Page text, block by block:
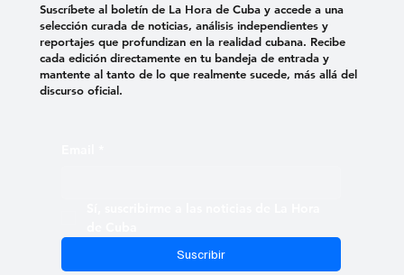
Suscribir
Suscríbete al boletín de La Hora de Cuba y accede a una
selección curada de noticias, análisis independientes y
reportajes que profundizan en la realidad cubana. Recibe
cada edición directamente en tu bandeja de entrada y
mantente al tanto de lo que realmente sucede, más allá del
discurso oficial.